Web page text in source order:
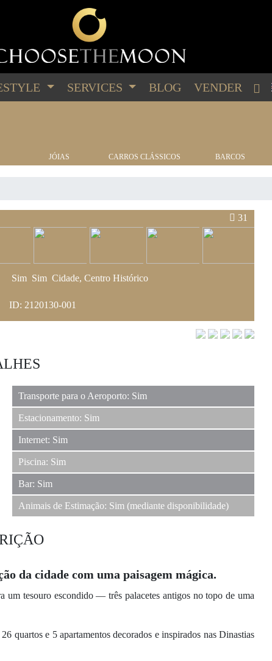
SERVICES BLOG VENDER
JÓIAS CARROS CLÁSSICOS BARCOS
31
Sim Sim Cidade, Centro Histórico
ID: 2120130-001
Transporte para o Aeroporto: Sim
Estacionamento: Sim
Internet: Sim
Piscina: Sim
Bar: Sim
Animais de Estimação: Sim (mediante disponibilidade)
da cidade com uma paisagem mágica.
um tesouro escondido — três palacetes antigos no topo de uma
quartos e 5 apartamentos decorados e inspirados nas Dinastias